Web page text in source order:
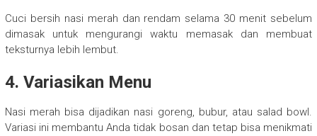
Cuci bersih nasi merah dan rendam selama 30 menit sebelum
dimasak untuk mengurangi waktu memasak dan membuat
teksturnya lebih lembut.
4. Variasikan Menu
Nasi merah bisa dijadikan nasi goreng, bubur, atau salad bowl.
Variasi ini membantu Anda tidak bosan dan tetap bisa menikmati